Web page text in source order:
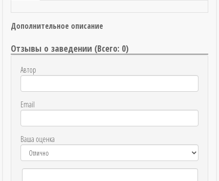
Дополнительное описание
Отзывы о заведении (Всего: 0)
Автор
Email
Ваша оценка